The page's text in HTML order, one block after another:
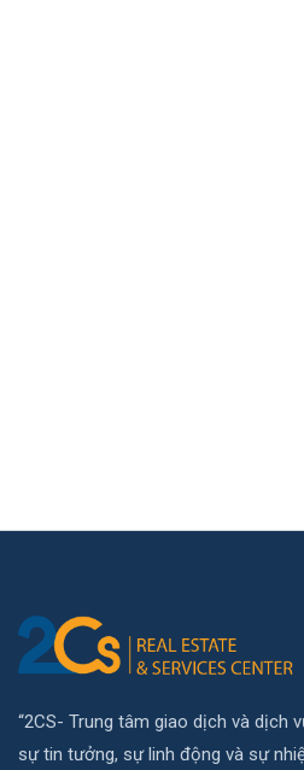
“2CS- Trung tâm giao dịch và dịch
sự tin tưởng, sự linh động và sự